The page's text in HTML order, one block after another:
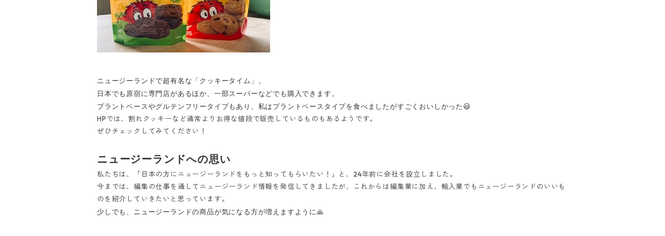
ニュージーランドで超有名な「クッキータイム」。
日本でも原宿に専門店があるほか、一部スーパーなどでも購入できます。
プラントベースやグルテンフリータイプもあり、私はプラントベースタイプを食べましたがすごくおいしかった😃
HPでは、割れクッキーなど通常よりお得な値段で販売しているものもあるようです。
ぜひチェックしてみてください！
ニュージーランドへの思い
私たちは、「日本の方にニュージーランドをもっと知ってもらいたい！」と、24年前に会社を設立しました。
今までは、編集の仕事を通してニュージーランド情報を発信してきましたが、これからは編集業に加え、輸入業でもニュージーランドのいいも
のを紹介していきたいと思っています。
少しでも、ニュージーランドの商品が気になる方が増えますように🙏